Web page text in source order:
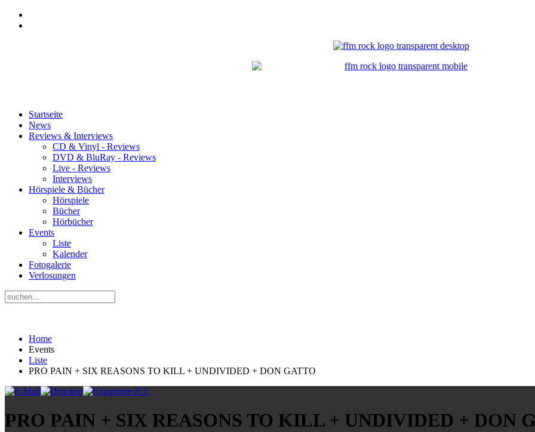
Startseite
News
Reviews & Interviews
CD & Vinyl - Reviews
DVD & BluRay - Reviews
Live - Reviews
Interviews
Hörspiele & Bücher
Hörspiele
Bücher
Hörbücher
Events
Liste
Kalender
Fotogalerie
Verlosungen
Home
Events
Liste
PRO PAIN + SIX REASONS TO KILL + UNDIVIDED + DON GATTO
PRO PAIN + SIX REASONS TO KILL + UNDIVIDED + DON